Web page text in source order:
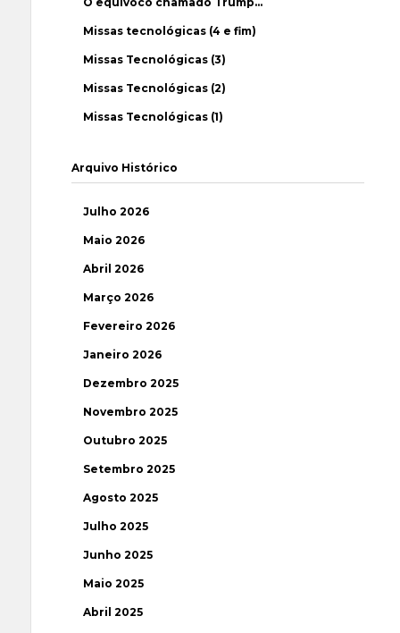
Missas tecnológicas (4 e fim)
Missas Tecnológicas (3)
Missas Tecnológicas (2)
Missas Tecnológicas (1)
Arquivo Histórico
Julho 2026
Maio 2026
Abril 2026
Março 2026
Fevereiro 2026
Janeiro 2026
Dezembro 2025
Novembro 2025
Outubro 2025
Setembro 2025
Agosto 2025
Julho 2025
Junho 2025
Maio 2025
Abril 2025